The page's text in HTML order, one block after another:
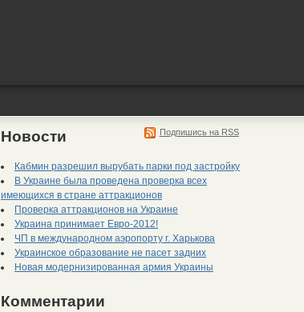
Подпишись на RSS
Новости
Кабмин разрешил вырубать парки под застройку
В Украине была проведена проверка всех
имеющихся в стране аттракционов
Проверка аттракционов на Украине
Украина принимает Евро-2012!
ЧП в международном аэропорту г. Харькова
Украинское образование не пасет задних
Новая модернизированная армия Украины
Комментарии